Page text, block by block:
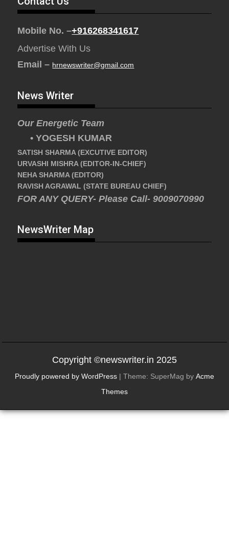
Mobile No. –+916268341617
Advertise With Us
Email – hrnewswriter@gmail.com
News Writer
Our Energetic Team
• YOGESH KUMAR
SATISH SHARMA (EXCUTIVE EDITOR)
URVASHI MISHRA (EDITOR-IN-CHIEF)
NEHA SHARMA (EDITOR)
RAVISH AGRAWAL (STATE BUREAU CHIEF)
FOR ANY QUERY- Please Call- 9009070990
NewsWriter Map
Copyright ©newswriter.in 2025
Proudly powered by WordPress | Theme: SuperMag by Acme
Themes